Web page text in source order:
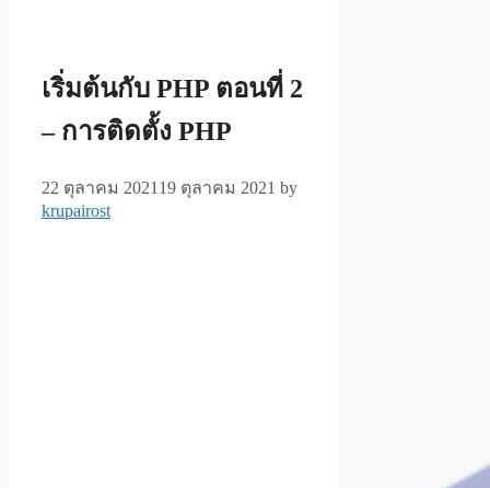
เริ่มต้นกับ PHP ตอนที่ 2
– การติดตั้ง PHP
22 ตุลาคม 2021 19 ตุลาคม 2021 by
krupairost